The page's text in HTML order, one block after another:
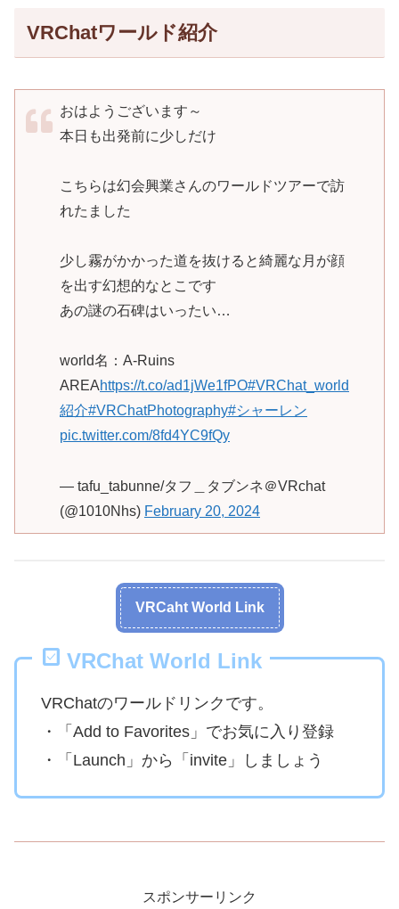
VRChatワールド紹介
おはようございます～
本日も出発前に少しだけ
こちらは幻会興業さんのワールドツアーで訪
れたました
少し霧がかかった道を抜けると綺麗な月が顔
を出す幻想的なとこです
あの謎の石碑はいったい…
world名：A-Ruins
AREAhttps://t.co/ad1jWe1fPO#VRChat_world
紹介#VRChatPhotography#シャーレン
pic.twitter.com/8fd4YC9fQy
— tafu_tabunne/タフ＿タブンネ＠VRchat
(@1010Nhs) February 20, 2024
VRCaht World Link
VRChat World Link
VRChatのワールドリンクです。
・「Add to Favorites」でお気に入り登録
・「Launch」から「invite」しましょう
スポンサーリンク